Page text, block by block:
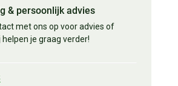
& persoonlijk advies
met ons op voor advies of
helpen je graag verder!